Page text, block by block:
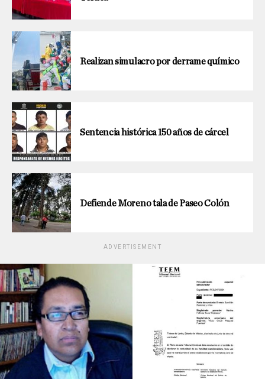
Realizan simulacro por derrame químico
Sentencia histórica 150 años de cárcel
Defiende Moreno tala de Paseo Colón
ADVERTISEMENT